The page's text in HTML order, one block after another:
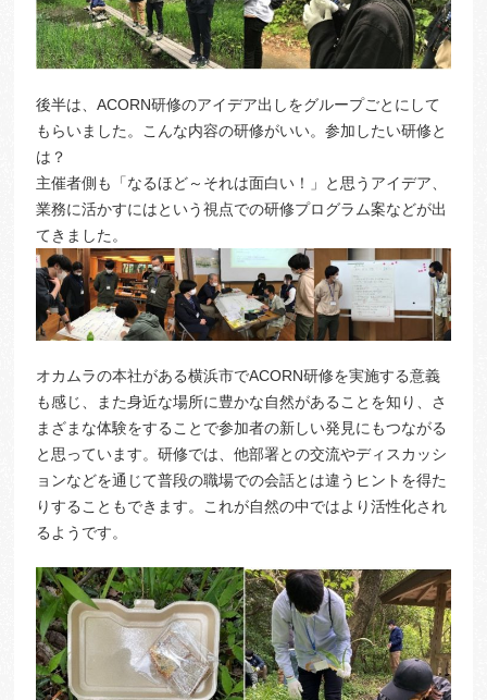
後半は、ACORN研修のアイデア出しをグループごとにして
もらいました。こんな内容の研修がいい。参加したい研修と
は？
主催者側も「なるほど～それは面白い！」と思うアイデア、
業務に活かすにはという視点での研修プログラム案などが出
てきました。
オカムラの本社がある横浜市でACORN研修を実施する意義
も感じ、また身近な場所に豊かな自然があることを知り、さ
まざまな体験をすることで参加者の新しい発見にもつながる
と思っています。研修では、他部署との交流やディスカッシ
ョンなどを通じて普段の職場での会話とは違うヒントを得た
りすることもできます。これが自然の中ではより活性化され
るようです。